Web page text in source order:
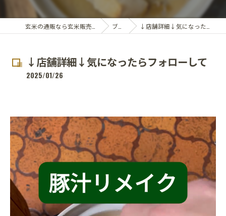
ブログ ↓店舗詳細↓気になったらフォローして
↓店舗詳細↓気になったらフォローして
2025/01/26